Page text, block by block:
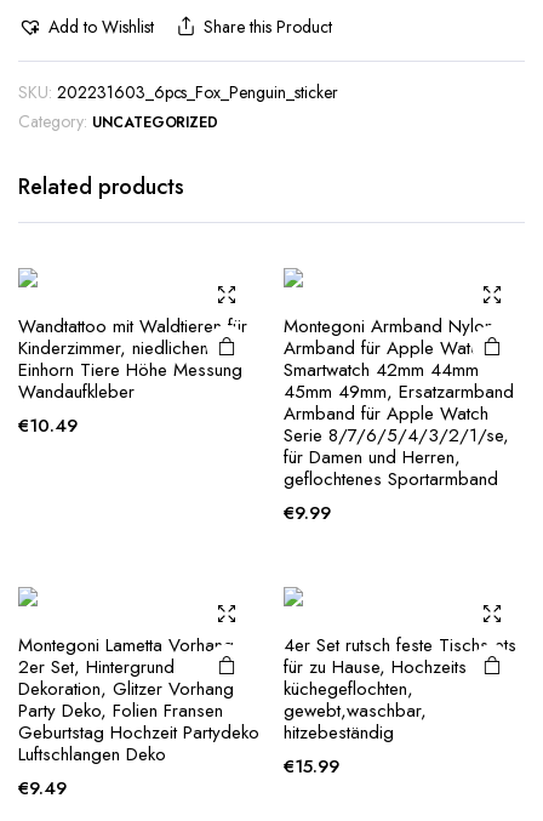
Add to Wishlist Share this Product
SKU: 202231603_6pcs_Fox_Penguin_sticker
Category: UNCATEGORIZED
Related products
Wandtattoo mit Waldtieren für
Kinderzimmer, niedlichen
Einhorn Tiere Höhe Messung
Wandaufkleber
€10.49
Montegoni Armband Nylon
Armband für Apple Watch
Smartwatch 42mm 44mm
45mm 49mm, Ersatzarmband
Armband für Apple Watch
Serie 8/7/6/5/4/3/2/1/se,
für Damen und Herren,
geflochtenes Sportarmband
€9.99
Montegoni Lametta Vorhang
2er Set, Hintergrund
Dekoration, Glitzer Vorhang
Party Deko, Folien Fransen
Geburtstag Hochzeit Partydeko
Luftschlangen Deko
€9.49
4er Set rutsch feste Tischs ets
für zu Hause, Hochzeits
küchegeflochten,
gewebt,waschbar,
hitzebeständig
€15.99